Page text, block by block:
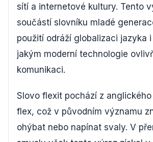
sítí a internetové kultury. Tento
součástí slovníku mladé
použití odráží globalizaci jazyka
jakým moderní technologie
komunikaci.
Slovo flexit pochází z
flex, což v původním významu
ohýbat nebo napínat svaly. V